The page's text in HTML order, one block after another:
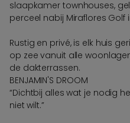
slaapkamer townhouses,
perceel nabij Miraflores Golf
Rustig en privé, is elk huis
op zee vanuit alle
de dakterrassen.
BENJAMIN'S DROOM
“Dichtbij alles wat je nodig
niet wilt.”